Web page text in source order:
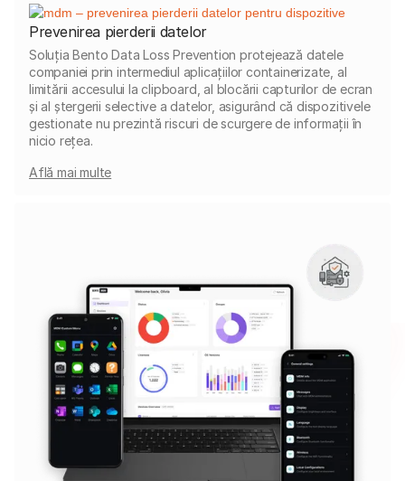
Prevenirea pierderii datelor
Soluția Bento Data Loss Prevention protejează datele
companiei prin intermediul aplicațiilor containerizate, al
limitării accesului la clipboard, al blocării capturilor de ecran
și al ștergerii selective a datelor, asigurând că dispozitivele
gestionate nu prezintă riscuri de scurgere de informații în
nicio rețea.
Află mai multe